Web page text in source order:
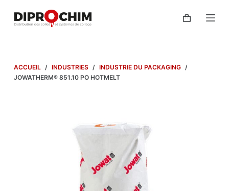
P
a
eACCUEIL / INDUSTRIES / INDUSTRIE DU PACKAGING /
JOWATHERM® 851.10 PO HOTMELT